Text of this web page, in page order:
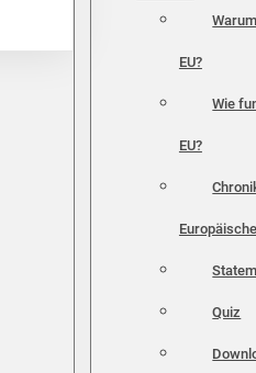
EU?
Wie
EU?
Quiz